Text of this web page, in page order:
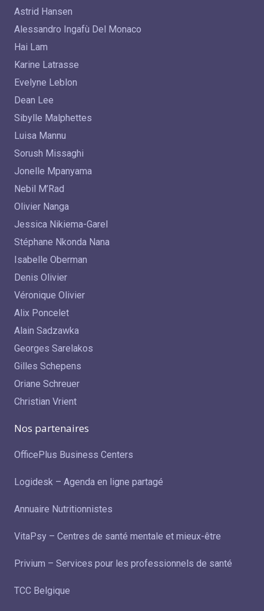
Astrid Hansen
Alessandro Ingafù Del Monaco
Hai Lam
Karine Latrasse
Evelyne Leblon
Dean Lee
Sibylle Malphettes
Luisa Mannu
Sorush Missaghi
Jonelle Mpanyama
Nebil M’Rad
Olivier Nanga
Jessica Nikiema-Garel
Stéphane Nkonda Nana
Isabelle Oberman
Denis Olivier
Véronique Olivier
Alix Poncelet
Alain Sadzawka
Georges Sarelakos
Gilles Schepens
Oriane Schreuer
Christian Vrient
Nos partenaires
OfficePlus Business Centers
Logidesk – Agenda en ligne partagé
Annuaire Nutritionnistes
VitaPsy – Centres de santé mentale et mieux-être
Privium – Services pour les professionnels de santé
TCC Belgique